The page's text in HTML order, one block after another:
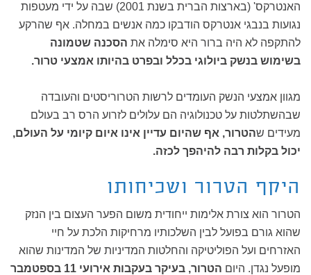
האנטרקס' (בארצות הברית בשנת 2001) שבה על ידי מעטפות
נגועות בנבגי אנטרקס הודבקו כמה אנשים במחלה. אף שהרקע
להתקפה לא היה ברור היא סימלה את הסכנה שטמונה
בשימוש בנשק ביולוגי בכלל ובפרט בהיותו אמצעי טרור.
מגוון אמצעי הנשק העומדים לרשות הטרוריסטים והעובדה
שבהשתלטות על טכנולוגיה הם עלולים לזרוע הרס רב בעולם
מעידים שהטרור, אף שהיום עדיין אינו איום קיומי על העולם,
יכול בקלות רבה להיהפך לכזה.
היקף הטרור ושכיחותו
הטרור הוא צורת אלימות ייחודית משום הפער העצום בין הנזק
שהוא גורם בפועל לבין השלכותיו מרחיקות הלכת על חיי
האזרחים ועל הפוליטיקה והחלטות המדיניות של המדינות שהוא
מופעל נגדן. היום
הטרור, בעיקר בעקבות אירועי 11 בספטמבר